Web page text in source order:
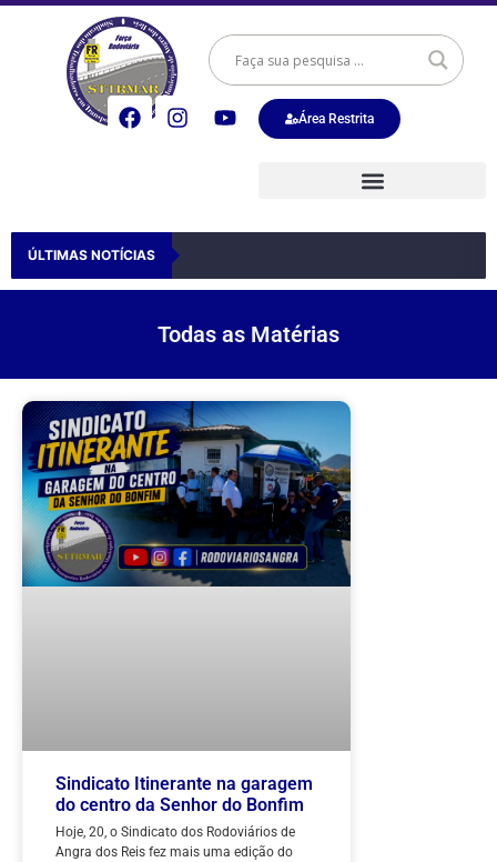
Área Restrita
ÚLTIMAS NOTÍCIAS
Todas as Matérias
Sindicato Itinerante na garagem
do centro da Senhor do Bonfim
Hoje, 20, o Sindicato dos Rodoviários de
Angra dos Reis fez mais uma edição do